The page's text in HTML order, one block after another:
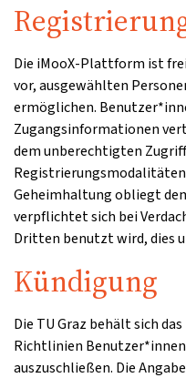
Die iMooX-Plattform ist
vor, ausgewählten
ermöglichen.
Zugangsinformationen
dem unberechtigten
Geheimhaltung obliegt
verpflichtet sich bei
Dritten benutzt wird, dies
Kündigung
Die TU Graz behält sich
Richtlinien
auszuschließen. Die